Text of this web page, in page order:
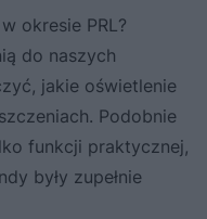
okresie PRL?
do naszych
jakie oświetlenie
Podobnie
funkcji praktycznej,
były zupełnie